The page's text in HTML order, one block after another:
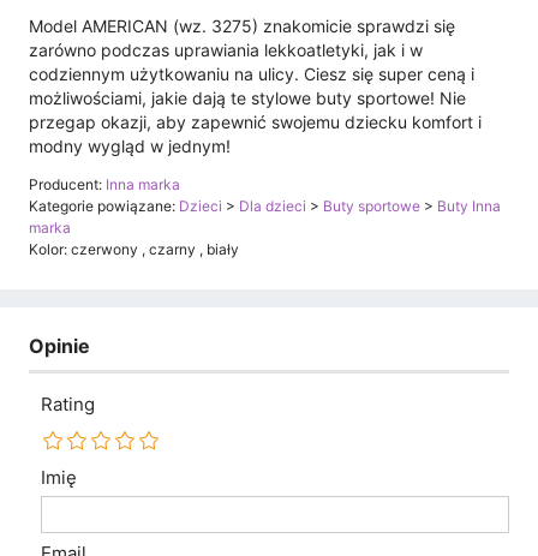
Model AMERICAN (wz. 3275) znakomicie sprawdzi się
zarówno podczas uprawiania lekkoatletyki, jak i w
codziennym użytkowaniu na ulicy. Ciesz się super ceną i
możliwościami, jakie dają te stylowe buty sportowe! Nie
przegap okazji, aby zapewnić swojemu dziecku komfort i
modny wygląd w jednym!
Producent: Inna marka
Kategorie powiązane: Dzieci > Dla dzieci > Buty sportowe > Buty Inna
marka
Kolor: czerwony , czarny , biały
Opinie
Rating
Imię